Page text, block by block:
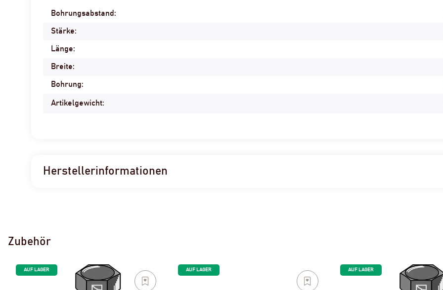
Produkteigenschaft
Wert
Bohrungsabstand:
Stärke:
Länge:
Breite:
Bohrung:
Artikelgewicht:
Herstellerinformationen
Zubehör
AUF LAGER AUF LAGER AUF LAGER